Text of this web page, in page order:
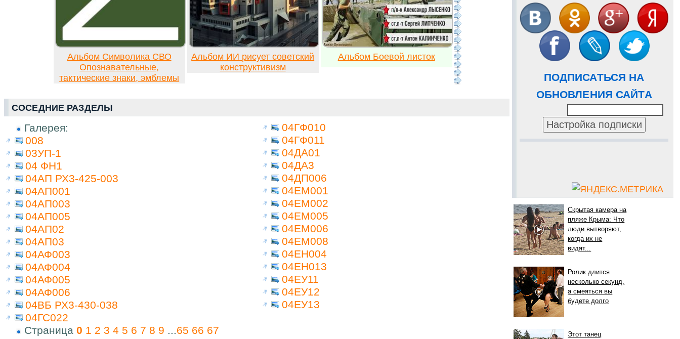
ПОДПИСАТЬСЯ НА
ОБНОВЛЕНИЯ САЙТА
Скрытая камера на
пляже Крыма: Что
люди вытворяют,
когда их не
видят...
Ролик длится
несколько секунд,
а смеяться вы
будете долго
Этот танец
Альбом Символика СВО
Опознавательные,
тактические знаки, эмблемы
Альбом ИИ рисует советский
конструктивизм
Альбом Боевой листок
СОСЕДНИЕ РАЗДЕЛЫ
Галерея:
008
03УП-1
04 ФН1
04АП РХ3-425-003
04АП001
04АП003
04АП005
04АП02
04АП03
04АФ003
04АФ004
04АФ005
04АФ006
04ВБ РХ3-430-038
04ГС022
04ГФ010
04ГФ011
04ДА01
04ДА3
04ДП006
04ЕМ001
04ЕМ002
04ЕМ005
04ЕМ006
04ЕМ008
04ЕН004
04ЕН013
04ЕУ11
04ЕУ12
04ЕУ13
Страница 0 1 2 3 4 5 6 7 8 9 65 66 67